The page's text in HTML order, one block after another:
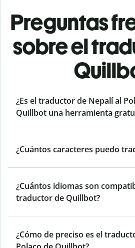
Preguntas
sobre el
¿Es el traductor de Nepalí al
Quillbot una herramienta
¿Cuántos caracteres puedo
¿Cuántos idiomas son
traductor de Quillbot?
¿Cómo de preciso es el